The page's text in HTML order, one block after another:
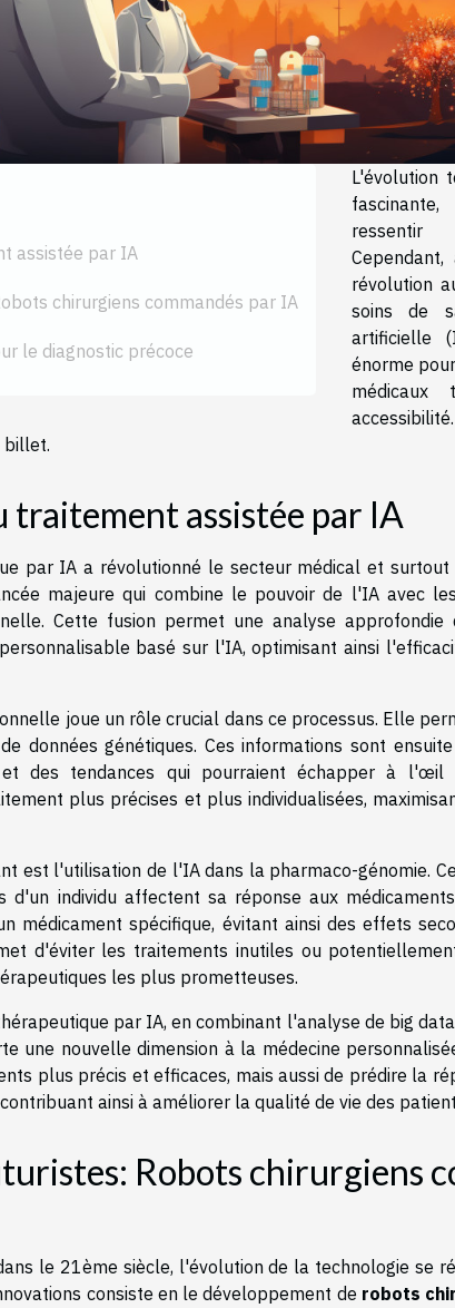
assistée par IA
chirurgiens commandés par IA
le diagnostic précoce
L'évolution
ressentir
révolution
soins de
artificielle
énorme
billet.
traitement assistée par IA
par IA a révolutionné le secteur médical et
majeure qui combine le pouvoir de l'IA avec
Cette fusion permet une analyse approfondie
basé sur l'IA, optimisant ainsi
joue un rôle crucial dans ce processus. Elle
données génétiques. Ces informations sont
des tendances qui pourraient échapper à l'œil
plus précises et plus individualisées,
est l'utilisation de l'IA dans la pharmaco-génomie.
d'un individu affectent sa réponse aux
médicament spécifique, évitant ainsi des effets
d'éviter les traitements inutiles ou
les plus prometteuses.
par IA, en combinant l'analyse de big
une nouvelle dimension à la médecine
plus précis et efficaces, mais aussi de prédire la
ainsi à améliorer la qualité de vie des
Robots chirurgiens
le 21ème siècle, l'évolution de la technologie se
consiste en le développement de robots